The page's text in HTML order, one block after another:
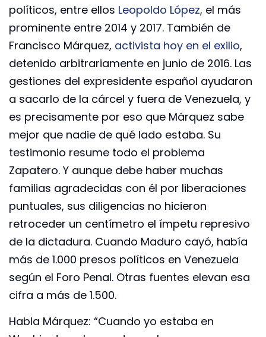
políticos, entre ellos Leopoldo López, el más
prominente entre 2014 y 2017. También de
Francisco Márquez, activista hoy en el exilio,
detenido arbitrariamente en junio de 2016. Las
gestiones del expresidente español ayudaron
a sacarlo de la cárcel y fuera de Venezuela, y
es precisamente por eso que Márquez sabe
mejor que nadie de qué lado estaba. Su
testimonio resume todo el problema
Zapatero. Y aunque debe haber muchas
familias agradecidas con él por liberaciones
puntuales, sus diligencias no hicieron
retroceder un centímetro el ímpetu represivo
de la dictadura. Cuando Maduro cayó, había
más de 1.000 presos políticos en Venezuela
según el Foro Penal. Otras fuentes elevan esa
cifra a más de 1.500.
Habla Márquez: “Cuando yo estaba en